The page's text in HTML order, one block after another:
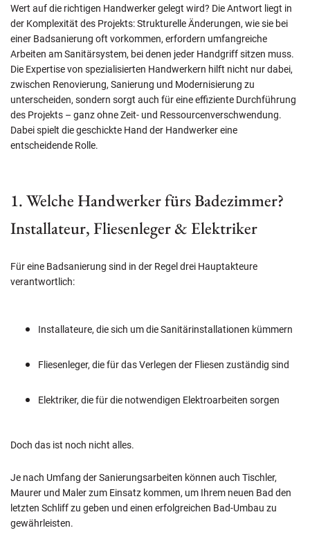
Wert auf die richtigen Handwerker gelegt wird? Die Antwort liegt in
der Komplexität des Projekts: Strukturelle Änderungen, wie sie bei
einer Badsanierung oft vorkommen, erfordern umfangreiche
Arbeiten am Sanitärsystem, bei denen jeder Handgriff sitzen muss.
Die Expertise von spezialisierten Handwerkern hilft nicht nur dabei,
zwischen Renovierung, Sanierung und Modernisierung zu
unterscheiden, sondern sorgt auch für eine effiziente Durchführung
des Projekts – ganz ohne Zeit- und Ressourcenverschwendung.
Dabei spielt die geschickte Hand der Handwerker eine
entscheidende Rolle.
1. Welche Handwerker fürs Badezimmer?
Installateur, Fliesenleger & Elektriker
Für eine Badsanierung sind in der Regel drei Hauptakteure
verantwortlich:
Installateure, die sich um die Sanitärinstallationen kümmern
Fliesenleger, die für das Verlegen der Fliesen zuständig sind
Elektriker, die für die notwendigen Elektroarbeiten sorgen
Doch das ist noch nicht alles.
Je nach Umfang der Sanierungsarbeiten können auch Tischler,
Maurer und Maler zum Einsatz kommen, um Ihrem neuen Bad den
letzten Schliff zu geben und einen erfolgreichen Bad-Umbau zu
gewährleisten.